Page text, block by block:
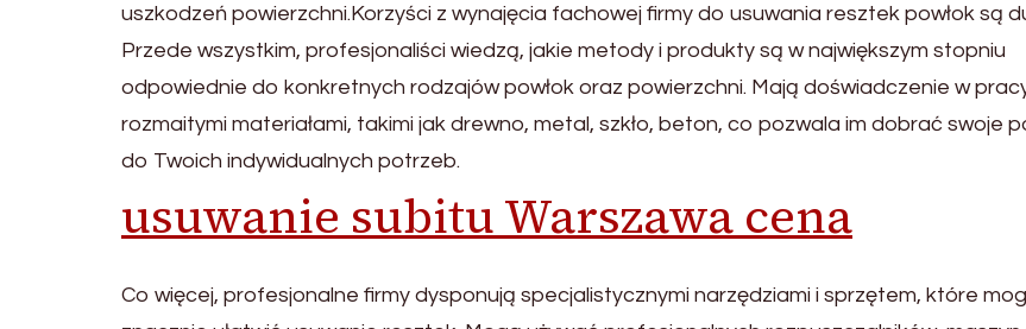
uszkodzeń powierzchni.Korzyści z wynajęcia fachowej firmy do usuwania resztek powłok są
Przede wszystkim, profesjonaliści wiedzą, jakie metody i produkty są w największym stopniu
odpowiednie do konkretnych rodzajów powłok oraz powierzchni. Mają doświadczenie w
rozmaitymi materiałami, takimi jak drewno, metal, szkło, beton, co pozwala im dobrać swoje
do Twoich indywidualnych potrzeb.
usuwanie subitu Warszawa cena
Co więcej, profesjonalne firmy dysponują specjalistycznymi narzędziami i sprzętem, które